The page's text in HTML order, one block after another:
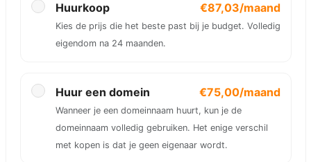
Huurkoop €87,03/maand
Kies de prijs die het beste past bij je budget. Volledig
eigendom na 24 maanden.
Huur een domein €75,00/maand
Wanneer je een domeinnaam huurt, kun je de
domeinnaam volledig gebruiken. Het enige verschil
met kopen is dat je geen eigenaar wordt.